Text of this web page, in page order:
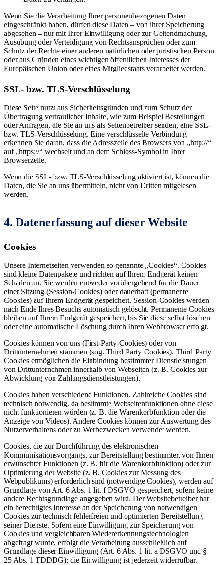
Wenn Sie die Verarbeitung Ihrer personenbezogenen Daten
eingeschränkt haben, dürfen diese Daten – von ihrer Speicherung
abgesehen – nur mit Ihrer Einwilligung oder zur Geltendmachung,
Ausübung oder Verteidigung von Rechtsansprüchen oder zum
Schutz der Rechte einer anderen natürlichen oder juristischen Person
oder aus Gründen eines wichtigen öffentlichen Interesses der
Europäischen Union oder eines Mitgliedstaats verarbeitet werden.
SSL- bzw. TLS-Verschlüsselung
Diese Seite nutzt aus Sicherheitsgründen und zum Schutz der
Übertragung vertraulicher Inhalte, wie zum Beispiel Bestellungen
oder Anfragen, die Sie an uns als Seitenbetreiber senden, eine SSL-
bzw. TLS-Verschlüsselung. Eine verschlüsselte Verbindung
erkennen Sie daran, dass die Adresszeile des Browsers von „http://“
auf „https://“ wechselt und an dem Schloss-Symbol in Ihrer
Browserzeile.
Wenn die SSL- bzw. TLS-Verschlüsselung aktiviert ist, können die
Daten, die Sie an uns übermitteln, nicht von Dritten mitgelesen
werden.
4. Datenerfassung auf dieser Website
Cookies
Unsere Internetseiten verwenden so genannte „Cookies“. Cookies
sind kleine Datenpakete und richten auf Ihrem Endgerät keinen
Schaden an. Sie werden entweder vorübergehend für die Dauer
einer Sitzung (Session-Cookies) oder dauerhaft (permanente
Cookies) auf Ihrem Endgerät gespeichert. Session-Cookies werden
nach Ende Ihres Besuchs automatisch gelöscht. Permanente Cookies
bleiben auf Ihrem Endgerät gespeichert, bis Sie diese selbst löschen
oder eine automatische Löschung durch Ihren Webbrowser erfolgt.
Cookies können von uns (First-Party-Cookies) oder von
Drittunternehmen stammen (sog. Third-Party-Cookies). Third-Party-
Cookies ermöglichen die Einbindung bestimmter Dienstleistungen
von Drittunternehmen innerhalb von Webseiten (z. B. Cookies zur
Abwicklung von Zahlungsdienstleistungen).
Cookies haben verschiedene Funktionen. Zahlreiche Cookies sind
technisch notwendig, da bestimmte Webseitenfunktionen ohne diese
nicht funktionieren würden (z. B. die Warenkorbfunktion oder die
Anzeige von Videos). Andere Cookies können zur Auswertung des
Nutzerverhaltens oder zu Werbezwecken verwendet werden.
Cookies, die zur Durchführung des elektronischen
Kommunikationsvorgangs, zur Bereitstellung bestimmter, von Ihnen
erwünschter Funktionen (z. B. für die Warenkorbfunktion) oder zur
Optimierung der Website (z. B. Cookies zur Messung des
Webpublikums) erforderlich sind (notwendige Cookies), werden auf
Grundlage von Art. 6 Abs. 1 lit. f DSGVO gespeichert, sofern keine
andere Rechtsgrundlage angegeben wird. Der Websitebetreiber hat
ein berechtigtes Interesse an der Speicherung von notwendigen
Cookies zur technisch fehlerfreien und optimierten Bereitstellung
seiner Dienste. Sofern eine Einwilligung zur Speicherung von
Cookies und vergleichbaren Wiedererkennungstechnologien
abgefragt wurde, erfolgt die Verarbeitung ausschließlich auf
Grundlage dieser Einwilligung (Art. 6 Abs. 1 lit. a DSGVO und §
25 Abs. 1 TDDDG); die Einwilligung ist jederzeit widerrufbar.